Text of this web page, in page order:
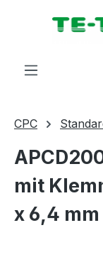
springen
CPC
mit
x 6,4